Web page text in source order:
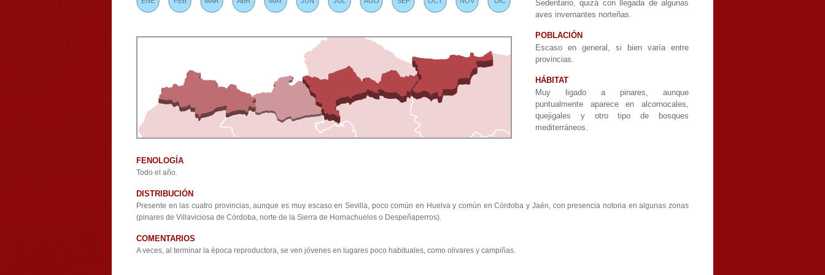
Sedentario, quizá con llegada de algunas
aves invernantes norteñas.
POBLACIÓN
Escaso en general, si bien varía entre
provincias.
HÁBITAT
Muy ligado a pinares, aunque
puntualmente aparece en alcornocales,
quejigales y otro tipo de bosques
mediterráneos.
FENOLOGÍA
Todo el año.
DISTRIBUCIÓN
Presente en las cuatro provincias, aunque es muy escaso en Sevilla, poco común en Huelva y común en Córdoba y Jaén, con presencia notoria en algunas zonas
(pinares de Villaviciosa de Córdoba, norte de la Sierra de Hornachuelos o Despeñaperros).
COMENTARIOS
A veces, al terminar la época reproductora, se ven jóvenes en lugares poco habituales, como olivares y campiñas.